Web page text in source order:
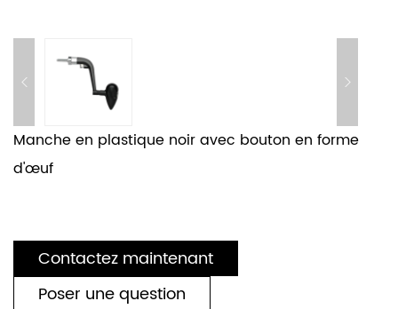
Manche en plastique noir avec bouton en forme
d'œuf
Contactez maintenant
Poser une question